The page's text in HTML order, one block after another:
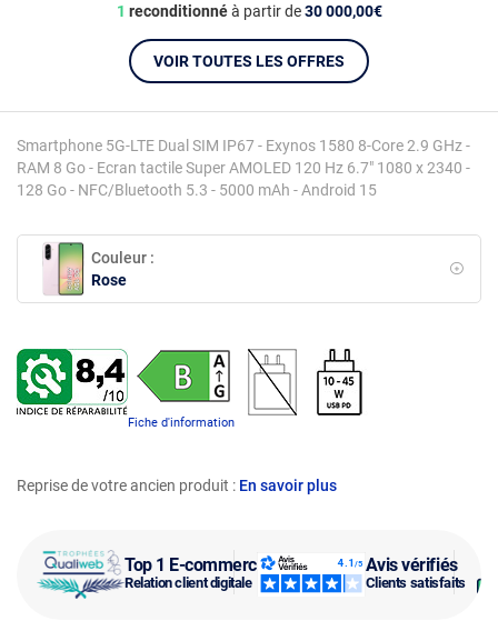
Top 1 E-commerce
Relation client digitale
Avis vérifiés
Clients satisfaits
Reprise de votre ancien produit : En savoir plus
Smartphone 5G-LTE Dual SIM IP67 - Exynos 1580 8-Core 2.9 GHz -
RAM 8 Go - Ecran tactile Super AMOLED 120 Hz 6.7" 1080 x 2340 -
128 Go - NFC/Bluetooth 5.3 - 5000 mAh - Android 15
Couleur :
Rose
Fiche d'information
1 reconditionnéà partir de30 000,00€
VOIR TOUTES LES OFFRES